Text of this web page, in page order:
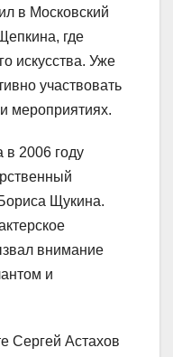
в Московский
где
искусства. Уже
участвовать
и мероприятиях.
в 2006 году
Щукина.
внимание
и
Сергей Астахов